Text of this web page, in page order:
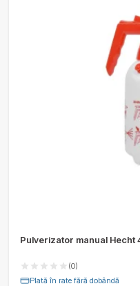
Pulverizator manual Hecht
(0)
Plată în rate fără dobândă